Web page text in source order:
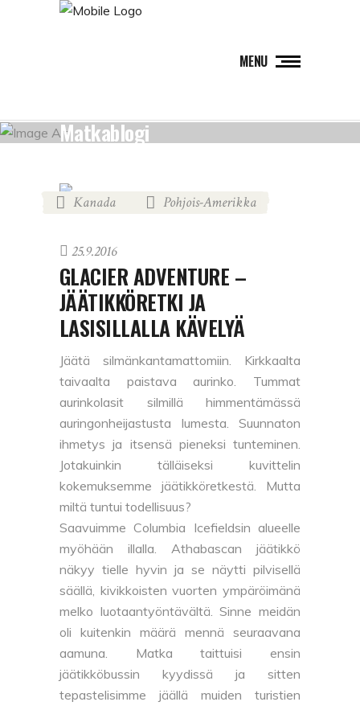
MENU
Matkablogi
Kanada Pohjois-Amerikka
25.9.2016
GLACIER ADVENTURE –
JÄÄTIKKÖRETKI JA
LASISILLALLA KÄVELYÄ
Jäätä silmänkantamattomiin. Kirkkaalta
taivaalta paistava aurinko. Tummat
aurinkolasit silmillä himmentämässä
auringonheijastusta lumesta. Suunnaton
ihmetys ja itsensä pieneksi tunteminen.
Jotakuinkin tälläiseksi kuvittelin
kokemuksemme jäätikköretkestä. Mutta
miltä tuntui todellisuus?
Saavuimme Columbia Icefieldsin alueelle
myöhään illalla. Athabascan jäätikkö
näkyy tielle hyvin ja se näytti pilvisellä
säällä, kivikkoisten vuorten ympäröimänä
melko luotaantyöntävältä. Sinne meidän
oli kuitenkin määrä mennä seuraavana
aamuna. Matka taittuisi ensin
jäätikköbussin kyydissä ja sitten
tepastelisimme jäällä muiden turistien